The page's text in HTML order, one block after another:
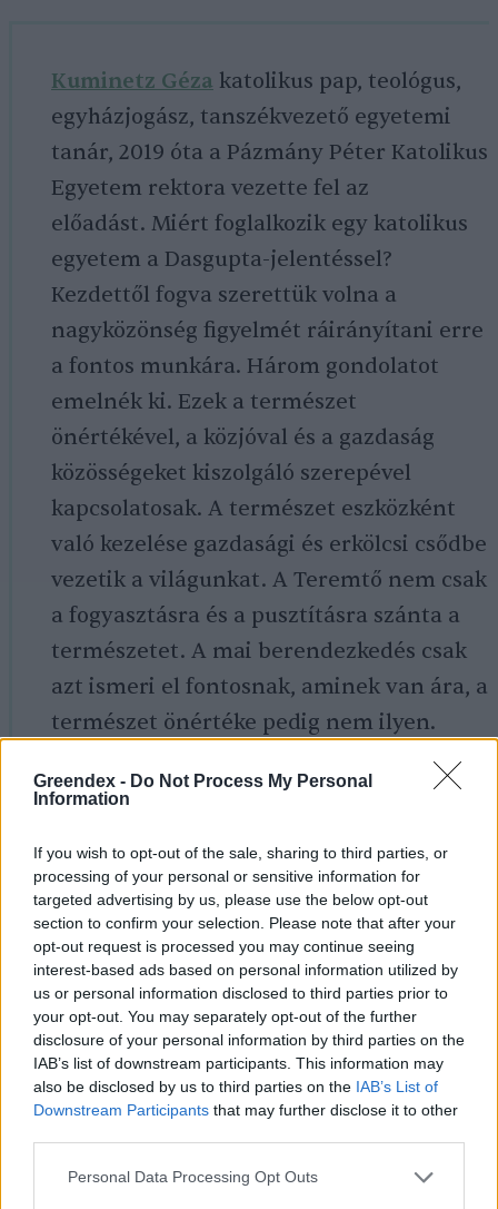
Greendex - Do Not Process My Personal
Information
If you wish to opt-out of the sale, sharing to third parties, or
processing of your personal or sensitive information for
targeted advertising by us, please use the below opt-out
section to confirm your selection. Please note that after your
opt-out request is processed you may continue seeing
interest-based ads based on personal information utilized by
us or personal information disclosed to third parties prior to
your opt-out. You may separately opt-out of the further
disclosure of your personal information by third parties on the
IAB’s list of downstream participants. This information may
also be disclosed by us to third parties on the IAB’s List of
Downstream Participants that may further disclose it to other
Personal Data Processing Opt Outs
Kuminetz Géza katolikus pap, teológus,
egyházjogász, tanszékvezető egyetemi
tanár, 2019 óta a Pázmány Péter Katolikus
Egyetem rektora vezette fel az
előadást. Miért foglalkozik egy katolikus
egyetem a Dasgupta-jelentéssel?
Kezdettől fogva szerettük volna a
nagyközönség figyelmét ráirányítani erre
a fontos munkára. Három gondolatot
emelnék ki. Ezek a természet
önértékével, a közjóval és a gazdaság
közösségeket kiszolgáló szerepével
kapcsolatosak. A természet eszközként
való kezelése gazdasági és erkölcsi csődbe
vezetik a világunkat. A Teremtő nem csak
a fogyasztásra és a pusztításra szánta a
természetet. A mai berendezkedés csak
azt ismeri el fontosnak, aminek van ára, a
természet önértéke pedig nem ilyen.
Márpedig a természet szépsége és rendje
a mű isteni mivoltának kifejeződése is. A
tanításának egyik kulcsgondolata, és
mint ilyen, felelős műveléssel és
megőrzéssel valósul meg. A javakhoz való
igazságos hozzáférésről, a
kizsákmányolás elleni fellépésről
Dasgupta is ír. A gazdaság végső feladata
a katolikus egyház szerint a közjó
előmozdítása, elítélendő az emberi
kizsákmányolás vagy a szenvedést okozó
működés. A gazdaság eszköz kell legyen